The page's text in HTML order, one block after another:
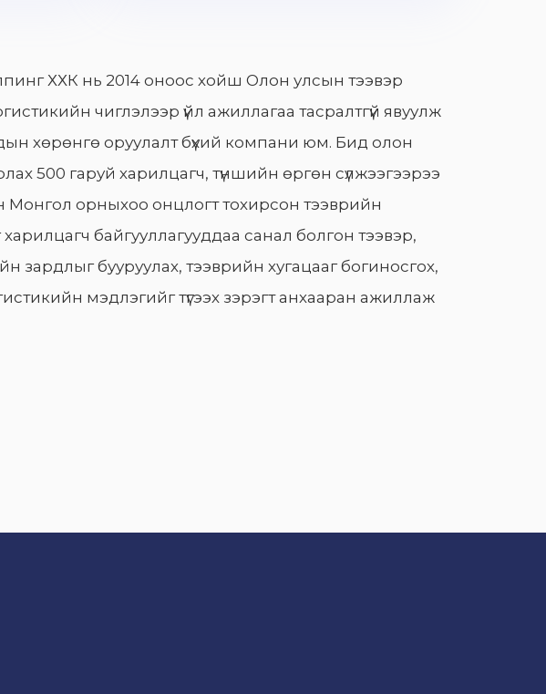
ХХК нь 2014 оноос хойш Олон улсын тээвэр
чиглэлээр үйл ажиллагаа тасралтгүй явуулж
хөрөнгө оруулалт бүхий компани юм. Бид олон
500 гаруй харилцагч, түншийн өргөн сүлжээгээрээ
Монгол орныхоо онцлогт тохирсон тээврийн
байгууллагууддаа санал болгон тээвэр,
зардлыг бууруулах, тээврийн хугацааг богиносгох,
мэдлэгийг түгээх зэрэгт анхааран ажиллаж